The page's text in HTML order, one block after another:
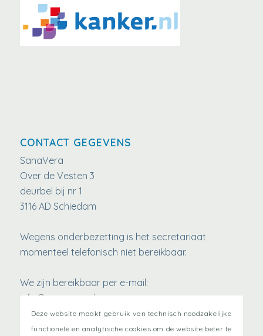
CONTACT GEGEVENS
SanaVera
Over de Vesten 3
deurbel bij nr 1
3116 AD Schiedam
Wegens onderbezetting is het secretariaat
momenteel telefonisch niet bereikbaar.
We zijn bereikbaar per e-mail:
info@sanavera.nl
www.SanaVera.nl
Deze website maakt gebruik van technisch noodzakelijke
functionele en analytische cookies om de website beter te